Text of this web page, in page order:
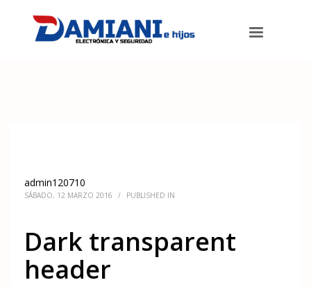
admin120710
SÁBADO, 12 MARZO 2016 / PUBLISHED IN
Dark transparent
header